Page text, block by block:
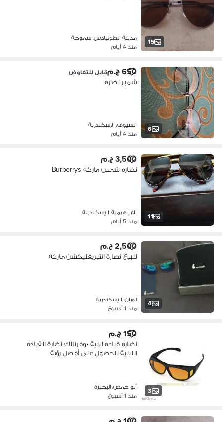
15
مدينة انطونيادس، سموحة
منذ 4 أيام
6
650 ج.م قابل للتفاوض
شمبر نضارة
السيوف، الإسكندرية
منذ 4 أيام
11
3,500 ج.م
نظاره شمس ماركه Burberrys
الابراهيمية، الإسكندرية
منذ 5 أيام
4
2,500 ج.م
للبيع نضارة انتيريفليكشن ماركة
لوران، الإسكندرية
منذ 1 أسبوع
3
150 ج.م
نضارة قيادة ليلية •وفرنالك نضارة القيادة
الليلية للحصول علي أفضل رؤية
أبو حمص، البحيرة
منذ 1 أسبوع